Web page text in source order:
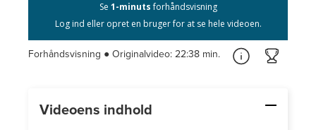
Forhåndsvisning ● Originalvideo:22:38 min.
Videoens indhold